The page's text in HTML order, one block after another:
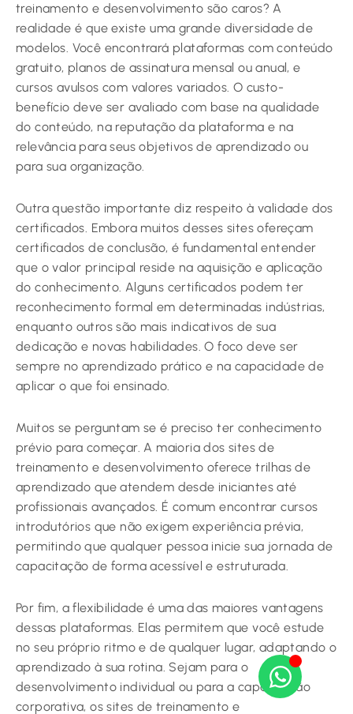
treinamento e desenvolvimento são caros? A
realidade é que existe uma grande diversidade de
modelos. Você encontrará plataformas com conteúdo
gratuito, planos de assinatura mensal ou anual, e
cursos avulsos com valores variados. O custo-
benefício deve ser avaliado com base na qualidade
do conteúdo, na reputação da plataforma e na
relevância para seus objetivos de aprendizado ou
para sua organização.
Outra questão importante diz respeito à validade dos
certificados. Embora muitos desses sites ofereçam
certificados de conclusão, é fundamental entender
que o valor principal reside na aquisição e aplicação
do conhecimento. Alguns certificados podem ter
reconhecimento formal em determinadas indústrias,
enquanto outros são mais indicativos de sua
dedicação e novas habilidades. O foco deve ser
sempre no aprendizado prático e na capacidade de
aplicar o que foi ensinado.
Muitos se perguntam se é preciso ter conhecimento
prévio para começar. A maioria dos sites de
treinamento e desenvolvimento oferece trilhas de
aprendizado que atendem desde iniciantes até
profissionais avançados. É comum encontrar cursos
introdutórios que não exigem experiência prévia,
permitindo que qualquer pessoa inicie sua jornada de
capacitação de forma acessível e estruturada.
Por fim, a flexibilidade é uma das maiores vantagens
dessas plataformas. Elas permitem que você estude
no seu próprio ritmo e de qualquer lugar, adaptando o
aprendizado à sua rotina. Sejam para o
desenvolvimento individual ou para a capacitação
corporativa, os sites de treinamento e